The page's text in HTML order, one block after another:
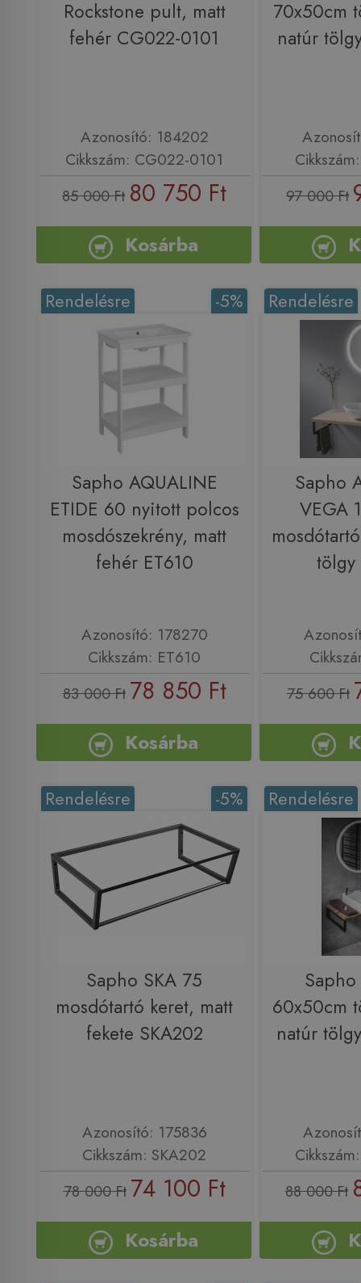
Rockstone pult, matt
fehér CG022-0101
Azonosító: 184202
Cikkszám: CG022-0101
85 000 Ft 80 750 Ft
Kosárba
70x50cm
natúr
97 000 Ft
-5%
Rendelésre
Sapho AQUALINE
ETIDE 60 nyitott polcos
mosdószekrény, matt
fehér ET610
Azonosító: 178270
Cikkszám: ET610
83 000 Ft 78 850 Ft
Kosárba
Rendelésre
Sapho
VEGA
75 600 Ft
-5%
Rendelésre
Sapho SKA 75
mosdótartó keret, matt
fekete SKA202
Azonosító: 175836
Cikkszám: SKA202
78 000 Ft 74 100 Ft
Kosárba
Rendelésre
60x50cm
natúr
88 000 Ft